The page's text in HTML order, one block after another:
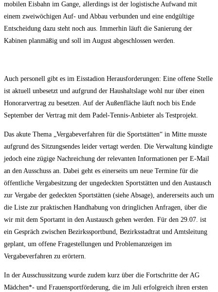
mobilen Eisbahn im Gange, allerdings ist der logistische Aufwand mit
einem zweiwöchigen Auf- und Abbau verbunden und eine endgültige
Entscheidung dazu steht noch aus. Immerhin läuft die Sanierung der
Kabinen planmäßig und soll im August abgeschlossen werden.
Auch personell gibt es im Eisstadion Herausforderungen: Eine offene Stelle
ist aktuell unbesetzt und aufgrund der Haushaltslage wohl nur über einen
Honorarvertrag zu besetzen. Auf der Außenfläche läuft noch bis Ende
September der Vertrag mit dem Padel-Tennis-Anbieter als Testprojekt.
Das akute Thema „Vergabeverfahren für die Sportstätten“ in Mitte musste
aufgrund des Sitzungsendes leider vertagt werden. Die Verwaltung kündigte
jedoch eine zügige Nachreichung der relevanten Informationen per E-Mail
an den Ausschuss an. Dabei geht es einerseits um neue Termine für die
öffentliche Vergabesitzung der ungedeckten Sportstätten und den Austausch
zur Vergabe der gedeckten Sportstätten (siehe Absage), andererseits auch um
die Liste zur praktischen Handhabung von dringlichen Anfragen, über die
wir mit dem Sportamt in den Austausch gehen werden. Für den 29.07. ist
ein Gespräch zwischen Bezirkssportbund, Bezirksstadtrat und Amtsleitung
geplant, um offene Fragestellungen und Problemanzeigen im
Vergabeverfahren zu erörtern.
In der Ausschussitzung wurde zudem kurz über die Fortschritte der AG
Mädchen*- und Frauensportförderung, die im Juli erfolgreich ihren ersten